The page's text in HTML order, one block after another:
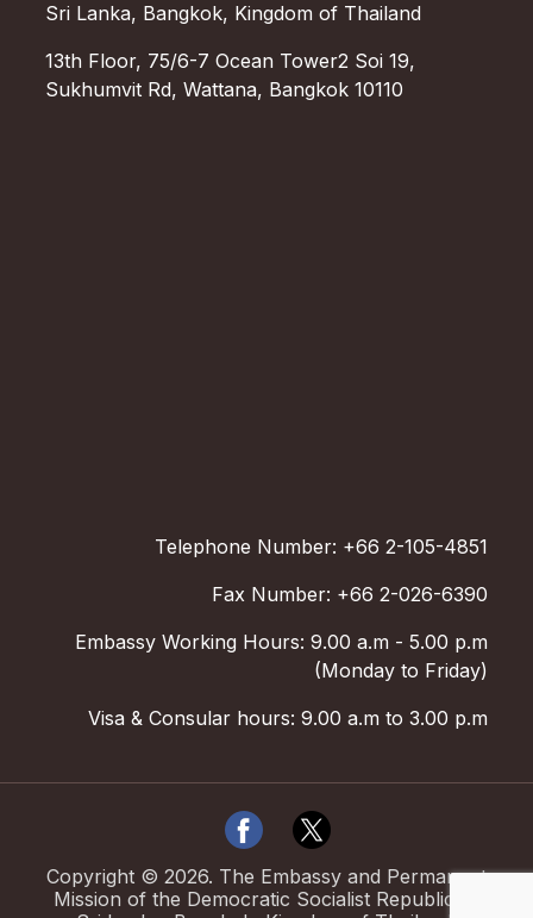
Sri Lanka, Bangkok, Kingdom of Thailand
13th Floor, 75/6-7 Ocean Tower2 Soi 19,
Sukhumvit Rd, Wattana, Bangkok 10110
Telephone Number: +66 2-105-4851
Fax Number: +66 2-026-6390
Embassy Working Hours: 9.00 a.m - 5.00 p.m
(Monday to Friday)
Visa & Consular hours: 9.00 a.m to 3.00 p.m
Copyright © 2026. The Embassy and Permanent
Mission of the Democratic Socialist Republic of